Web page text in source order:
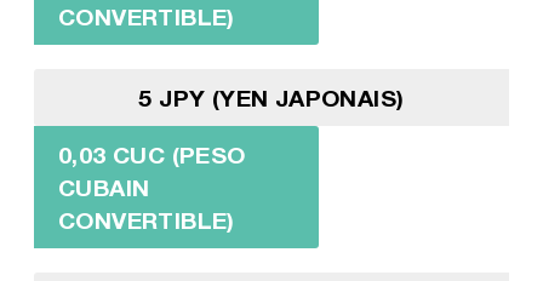
CONVERTIBLE)
5 JPY (YEN JAPONAIS)
0,03 CUC (PESO
CUBAIN
CONVERTIBLE)